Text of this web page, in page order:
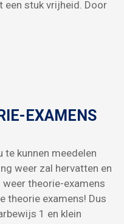
een stuk vrijheid. Door
EXAMENS
te kunnen meedelen
weer zal hervatten en
theorie-examens
theorie examens! Dus
1 en klein